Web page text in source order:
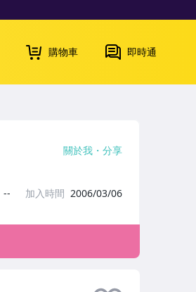
購物車 即時通
關於我 分享
-- 加入時間 2006/03/06